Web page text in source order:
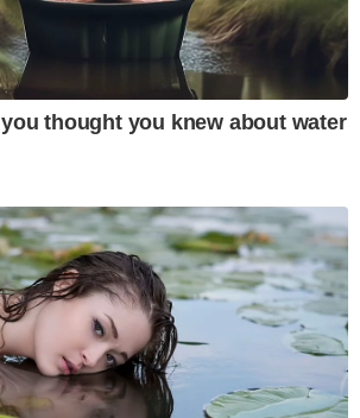
thought you knew about water